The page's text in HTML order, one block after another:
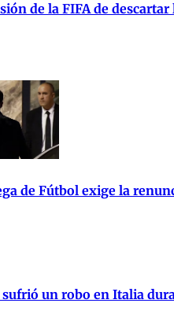
de la FIFA de
de Fútbol exige la
un robo en Italia